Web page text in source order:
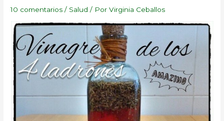
10 comentarios / Salud / PorVirginia Ceballos